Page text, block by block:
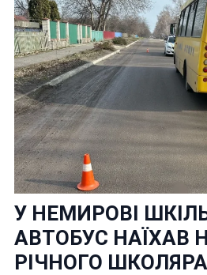
У НЕМИРОВІ
АВТОБУС НАЇХАВ
РІЧНОГО ШКОЛЯРА